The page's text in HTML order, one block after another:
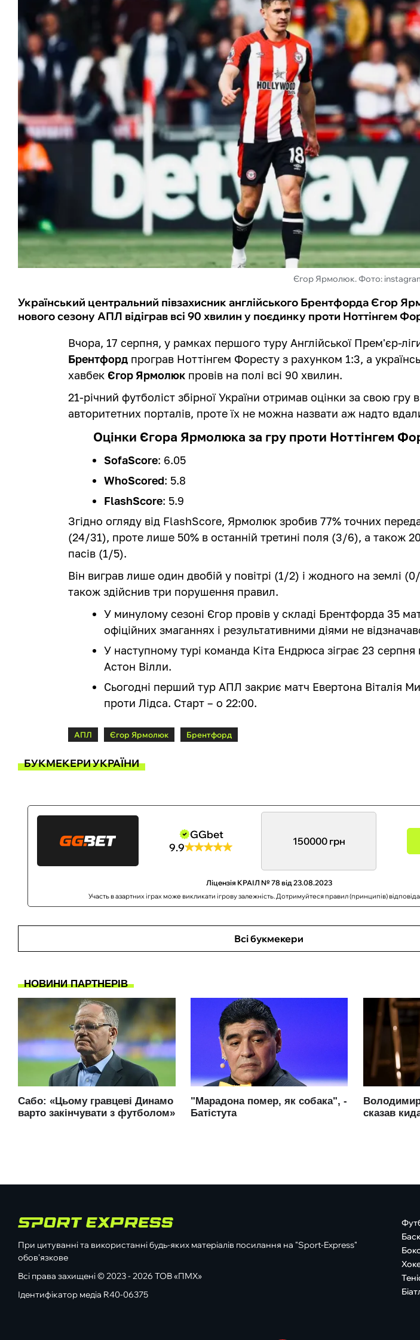
Єгор Ярмолюк. Фото:
Український центральний півзахисник англійського Брентфорда Єгор
нового сезону АПЛ відіграв всі 90 хвилин у поєдинку проти Ноттінгем
Вчора, 17 серпня, у рамках першого туру Англійської Прем'єр-
Брентфорд програв Ноттінгем Форесту з рахунком 1:3, а
хавбек Єгор Ярмолюк провів на полі всі 90 хвилин.
21-річний футболіст збірної України отримав оцінки за свою гру
авторитетних порталів, проте їх не можна назвати аж надто
Оцінки Єгора Ярмолюка за гру проти Ноттінгем
SofaScore: 6.05
WhoScored: 5.8
FlashScore: 5.9
Згідно огляду від FlashScore, Ярмолюк зробив 77% точних
(24/31), проте лише 50% в останній третині поля (3/6), а також
пасів (1/5).
Він виграв лише один двобій у повітрі (1/2) і жодного на землі
також здійснив три порушення правил.
У минулому сезоні Єгор провів у складі Брентфорда 35
офіційних змаганнях і результативними діями не
У наступному турі команда Кіта Ендрюса зіграє 23 серпня
Астон Вілли.
Сьогодні перший тур АПЛ закриє матч Евертона Віталія
проти Лідса. Старт – о 22:00.
АПЛ Єгор Ярмолюк Брентфорд
БУКМЕКЕРИ УКРАЇНИ
GGbet
9.9
150000 грн
Ліцензія КРАІЛ № 78 від 23.08.2023
Участь в азартних іграх може викликати ігрову залежність. Дотримуйтеся правил (принципів)
Всі букмекери
При цитуванні та використанні будь-яких матеріалів посилання на "Sport-Express"
обов'язкове
Всі права захищені © 2023 - 2026 ТОВ «ПМХ»
Ідентифікатор медіа R40-06375
Бокс